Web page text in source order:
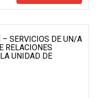
SERVICIOS DE UN/A
RELACIONES
UNIDAD DE